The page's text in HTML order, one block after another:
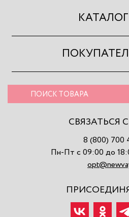
КАТАЛОГ
СВЯЗАТЬСЯ
8 (800) 700
Пн-Пт с 09:00 до